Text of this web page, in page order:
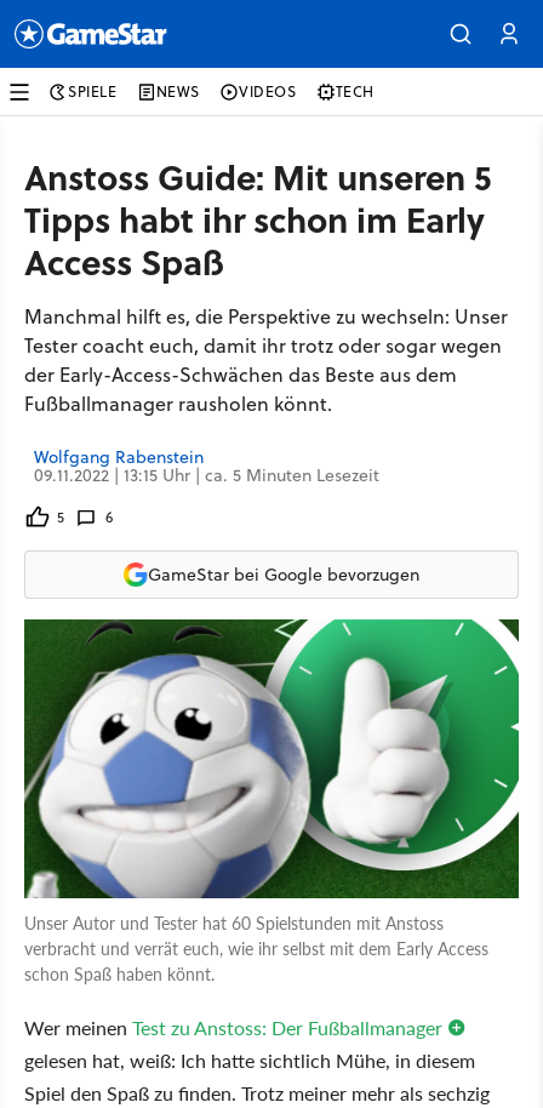
SPIELE NEWS VIDEOS TECH
Anstoss Guide: Mit unseren 5
Tipps habt ihr schon im Early
Access Spaß
Manchmal hilft es, die Perspektive zu wechseln: Unser
Tester coacht euch, damit ihr trotz oder sogar wegen
der Early-Access-Schwächen das Beste aus dem
Fußballmanager rausholen könnt.
Wolfgang Rabenstein
09.11.2022 | 13:15 Uhr | ca. 5 Minuten Lesezeit
5 6
GameStar bei Google bevorzugen
Unser Autor und Tester hat 60 Spielstunden mit Anstoss
verbracht und verrät euch, wie ihr selbst mit dem Early Access
schon Spaß haben könnt.
Wer meinen Test zu Anstoss: Der Fußballmanager
gelesen hat, weiß: Ich hatte sichtlich Mühe, in diesem
Spiel den Spaß zu finden. Trotz meiner mehr als sechzig